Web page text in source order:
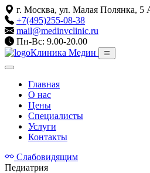
г. Москва, ул. Малая Полянка, 5
+7(495)255-08-38
mail@medinvclinic.ru
Пн-Вс: 9.00-20.00
Клиника Медин
Главная
О нас
Цены
Специалисты
Услуги
Контакты
Слабовидящим
Педиатрия